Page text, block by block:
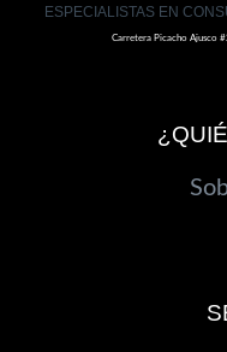
ESPECIALISTAS EN
Carretera Picacho Ajusco